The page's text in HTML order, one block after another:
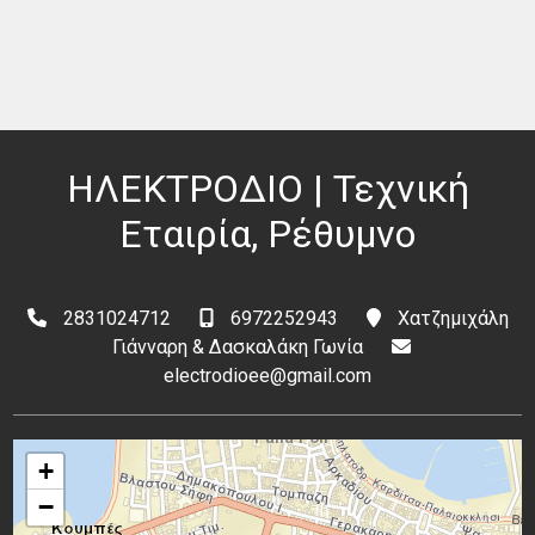
ΗΛΕΚΤΡΟΔΙΟ | Τεχνική
Εταιρία, Ρέθυμνο
+
−
2831024712 6972252943
Χατζημιχάλη
Γιάνναρη & Δασκαλάκη Γωνία
electrodioee@gmail.com